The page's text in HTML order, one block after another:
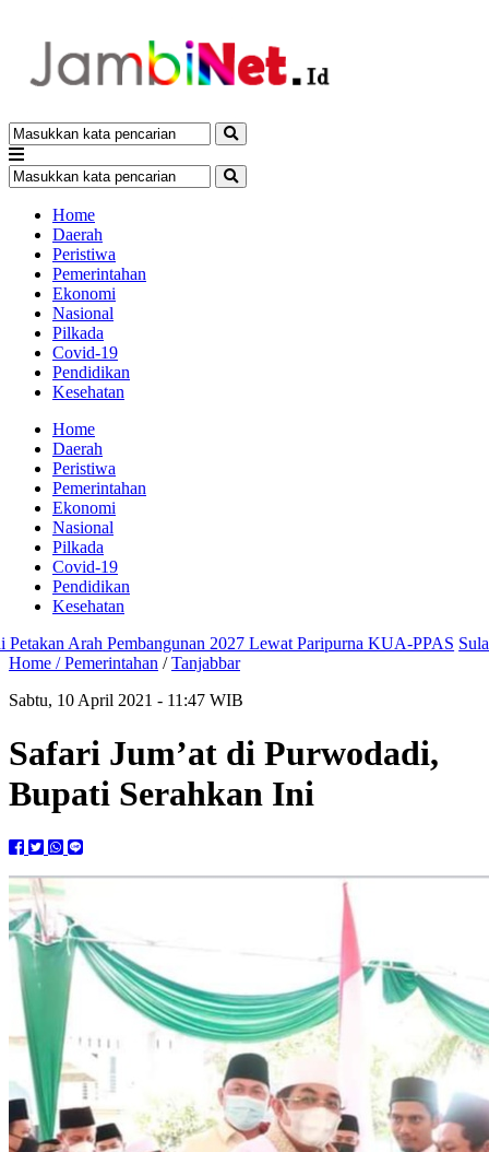
Home
Daerah
Peristiwa
Pemerintahan
Ekonomi
Nasional
Pilkada
Covid-19
Pendidikan
Kesehatan
Home
Daerah
Peristiwa
Pemerintahan
Ekonomi
Nasional
Pilkada
Covid-19
Pendidikan
Kesehatan
Arah Pembangunan 2027 Lewat Paripurna KUA-PPAS Sulap
Home /Pemerintahan /Tanjabbar
Sabtu, 10 April 2021 - 11:47 WIB
Safari Jum’at di Purwodadi,
Bupati Serahkan Ini